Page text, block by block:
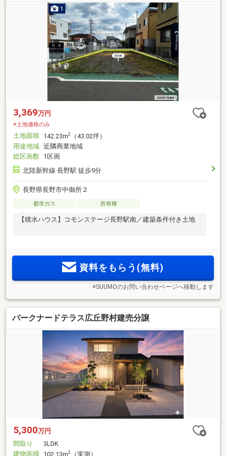
3,369万円
※土地価格のみ
土地面積 142.23m2
（43.02坪）
用途地域 近隣商業地域
総区画数 1区画
北陸新幹線 長野駅 徒歩9分
長野県長野市中御所２
都市ガス 所有権
【積水ハウス】コモンステージ長野駅南／建築条件付き土地
資料をもらう(無料)
※SUUMOのお問い合わせページへ移動します
パークナードテラス広丘野村建売分譲
5,300万円
間取り
3LDK
建物面積 102.13m2
（実測）